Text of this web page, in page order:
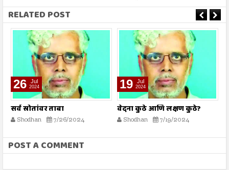
RELATED POST
26 Jul
2024
सर्व स्रोतांवर ताबा
Shodhan 7/26/2024
19 Jul
2024
वेदना कुठे आणि लक्षण कुठे?
Shodhan 7/19/2024
POST A COMMENT